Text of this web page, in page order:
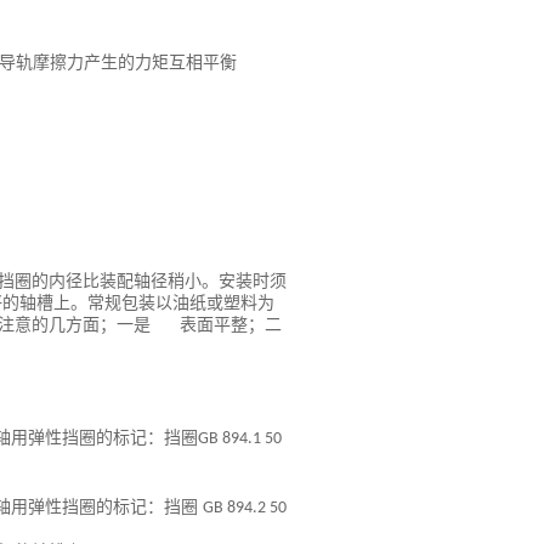
轨摩擦力产生的力矩互相平衡
圈的内径比装配轴径稍小。安装时须
槽上。常规包装以油纸或塑料为
意的几方面；一是 表面平整；二
用弹性挡圈的标记：挡圈GB 894.1 50
用弹性挡圈的标记：挡圈 GB 894.2 50